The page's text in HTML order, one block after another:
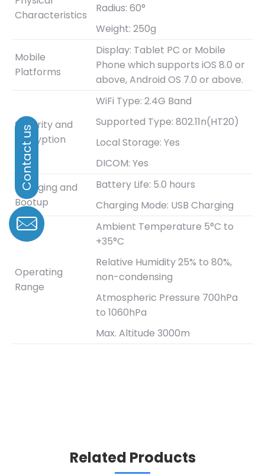
Characteristics
Radius: 60°
Weight: 250g
Mobile
Platforms
Display: Tablet PC or Mobile
Phone which supports iOS 8.0 or
above, Android OS 7.0 or above.
Security and
Encryption
WiFi Type: 2.4G Band
Supported Type: 802.11n(HT20)
Local Storage: Yes
DICOM: Yes
Charging and
Bootup
Battery Life: 5.0 hours
Charging Mode: USB Charging
Operating
Range
Ambient Temperature 5°C to
+35°C
Relative Humidity 25% to 80%,
non-condensing
Atmospheric Pressure 700hPa
to 1060hPa
Max. Altitude 3000m
Related Products